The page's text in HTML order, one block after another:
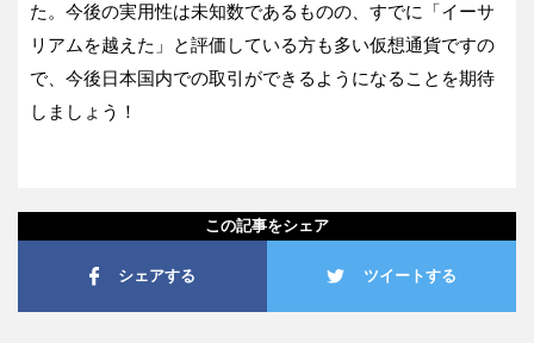
た。今後の実用性は未知数であるものの、すでに「イーサ
リアムを越えた」と評価している方も多い仮想通貨ですの
で、今後日本国内での取引ができるようになることを期待
しましょう！
この記事をシェア
シェアする ツイートする